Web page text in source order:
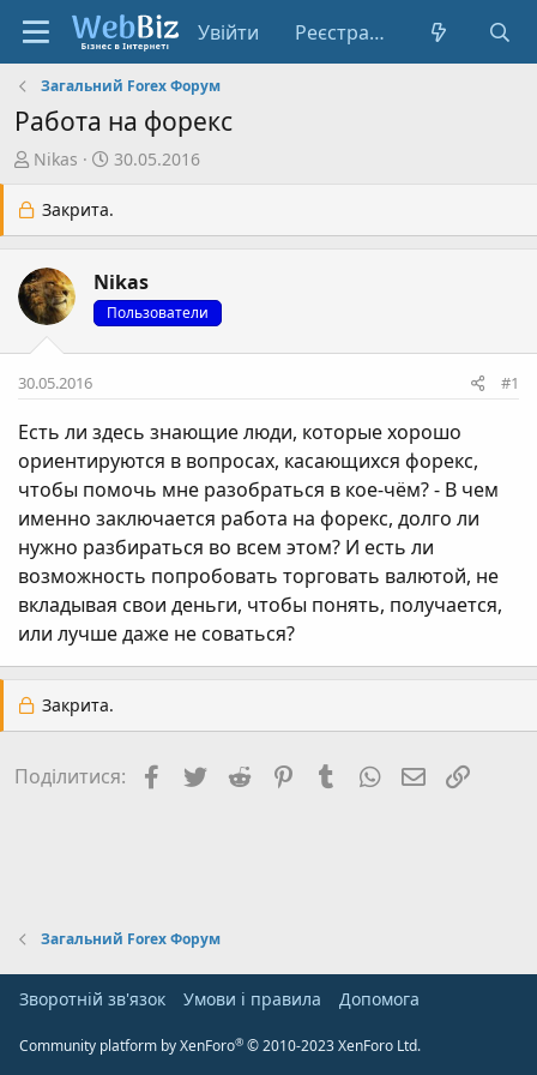
Увійти Реєстрація
Загальний Forex Форум
Работа на форекс
А
т
о
т
е
и
Nikas
Д
а
т
в
о
р
н
я
30.05.2016
Закрита.
Nikas
Пользователи
30.05.2016 #1
Есть ли здесь знающие люди, которые хорошо
ориентируются в вопросах, касающихся форекс,
чтобы помочь мне разобраться в кое-чём? - В чем
именно заключается работа на форекс, долго ли
нужно разбираться во всем этом? И есть ли
возможность попробовать торговать валютой, не
вкладывая свои деньги, чтобы понять, получается,
или лучше даже не соваться?
Закрита.
Поділитися: Facebook
TwitterReddit PinterestTumblrWhatsApp
E-mail
Загальний Forex Форум
Зворотній зв'язок Умови і правила Дoпoмoга
Community platform by XenForo® © 2010-2023 XenForo Ltd.